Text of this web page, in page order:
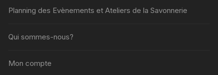
Planning des Evènements et Ateliers de la Savonnerie
Qui sommes-nous?
Mon compte